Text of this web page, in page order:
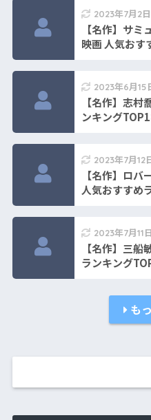
2023年7月2日
【名作】サ
映画 人気おす
2023年6月15
【名作】志
ンキング
2023年7月12
【名作】ロ
人気おすすめ
2023年7月11日
【名作】三
ランキング
も